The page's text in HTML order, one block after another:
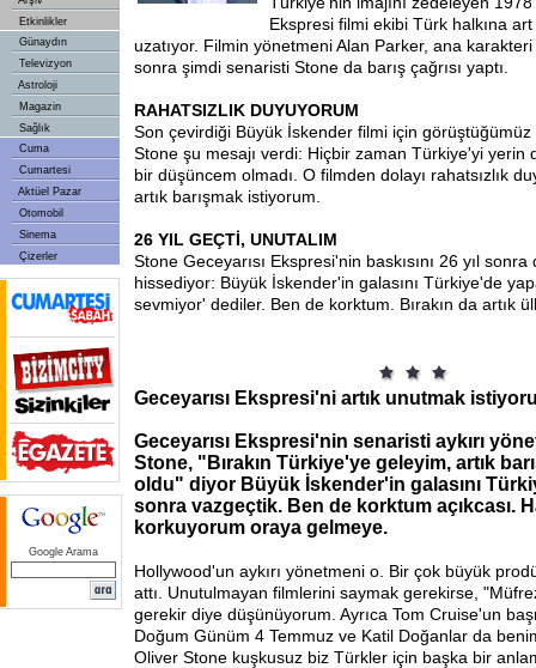
Etkinlikler
Günaydın
Televizyon
Astroloji
Magazin
Sağlık
Cuma
Cumartesi
Aktüel Pazar
Otomobil
Sinema
Çizerler
Google Arama
Ekspresi filmi ekibi Türk halkına
uzatıyor. Filmin yönetmeni Alan Parker, ana
sonra şimdi senaristi Stone da barış çağrısı yaptı.
RAHATSIZLIK DUYUYORUM
Son çevirdiği Büyük İskender filmi için
Stone şu mesajı verdi: Hiçbir zaman Türkiye'yi yerin
bir düşüncem olmadı. O filmden dolayı rahatsızlık
artık barışmak istiyorum.
26 YIL GEÇTİ, UNUTALIM
Stone Geceyarısı Ekspresi'nin baskısını 26 yıl
hissediyor: Büyük İskender'in galasını Türkiye'de
sevmiyor' dediler. Ben de korktum. Bırakın da artık
Geceyarısı Ekspresi'ni artık unutmak
Geceyarısı Ekspresi'nin senaristi aykırı
Stone, "Bırakın Türkiye'ye geleyim, artık
oldu" diyor Büyük İskender'in galasını
sonra vazgeçtik. Ben de korktum açıkcası.
korkuyorum oraya gelmeye.
Hollywood'un aykırı yönetmeni o. Bir çok büyük
attı. Unutulmayan filmlerini saymak gerekirse,
gerekir diye düşünüyorum. Ayrıca Tom Cruise'un
Doğum Günüm 4 Temmuz ve Katil Doğanlar da
Oliver Stone kuşkusuz biz Türkler için başka bir